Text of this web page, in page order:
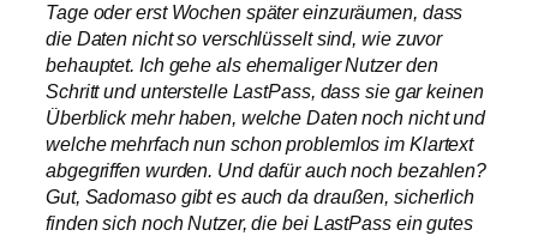
Tage oder erst Wochen später einzuräumen, dass
die Daten nicht so verschlüsselt sind, wie zuvor
behauptet. Ich gehe als ehemaliger Nutzer den
Schritt und unterstelle LastPass, dass sie gar keinen
Überblick mehr haben, welche Daten noch nicht und
welche mehrfach nun schon problemlos im Klartext
abgegriffen wurden. Und dafür auch noch bezahlen?
Gut, Sadomaso gibt es auch da draußen, sicherlich
finden sich noch Nutzer, die bei LastPass ein gutes